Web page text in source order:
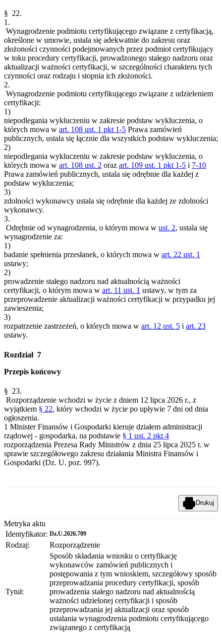
§ 22.
1.
Wynagrodzenie podmiotu certyfikującego związane z certyfikacją,
określone w umowie, ustala się adekwatnie do zakresu oraz
złożoności czynności podejmowanych przez podmiot certyfikujący
w toku procedury certyfikacji, prowadzonego stałego nadzoru oraz
aktualizacji ważności certyfikacji, w szczególności charakteru tych
czynności oraz rodzaju i stopnia ich złożoności.
2.
Wynagrodzenie podmiotu certyfikującego związane z udzieleniem
certyfikacji:
1)
niepodlegania wykluczeniu w zakresie podstaw wykluczenia, o
których mowa w art. 108 ust. 1 pkt 1-5 Prawa zamówień
publicznych, ustala się łącznie dla wszystkich podstaw wykluczenia;
2)
niepodlegania wykluczeniu w zakresie podstaw wykluczenia, o
których mowa w art. 108 ust. 2 oraz art. 109 ust. 1 pkt 1-5 i 7-10
Prawa zamówień publicznych, ustala się odrębnie dla każdej z
podstaw wykluczenia;
3)
zdolności wykonawcy ustala się odrębnie dla każdej ze zdolności
wykonawcy.
3.
Odrębnie od wynagrodzenia, o którym mowa w ust. 2, ustala się
wynagrodzenie za:
1)
badanie spełnienia przesłanek, o których mowa w art. 22 ust. 1
ustawy;
2)
prowadzenie stałego nadzoru nad aktualnością ważności
certyfikacji, o którym mowa w art. 11 ust. 1 ustawy, w tym za
przeprowadzenie aktualizacji ważności certyfikacji w przypadku jej
zawieszenia;
3)
rozpatrzenie zastrzeżeń, o których mowa w art. 12 ust. 5 i art. 23
ustawy.
Rozdział 7
Przepis końcowy
§ 23.
Rozporządzenie wchodzi w życie z dniem 12 lipca 2026 r., z
wyjątkiem § 22, który wchodzi w życie po upływie 7 dni od dnia
ogłoszenia.
1 Minister Finansów i Gospodarki kieruje działem administracji
rządowej - gospodarka, na podstawie § 1 ust. 2 pkt 4
rozporządzenia Prezesa Rady Ministrów z dnia 25 lipca 2025 r. w
sprawie szczegółowego zakresu działania Ministra Finansów i
Gospodarki (Dz. U. poz. 997).
Drukuj
Metryka aktu
Identyfikator: Dz.U.2026.709
Rodzaj: Rozporządzenie
Tytuł:
Sposób składania wniosku o certyfikację
wykonawców zamówień publicznych i
postępowania z tym wnioskiem, szczegółowy sposób
przeprowadzania procedury certyfikacji, sposób
prowadzenia stałego nadzoru nad aktualnością
ważności udzielonej certyfikacji i sposób
przeprowadzania jej aktualizacji oraz sposób
ustalania wynagrodzenia podmiotu certyfikującego
związanego z certyfikacją